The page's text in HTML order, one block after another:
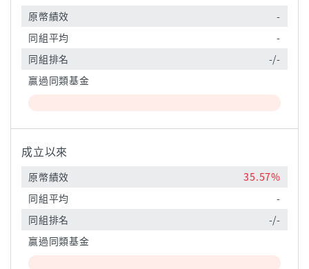
原幣績效
-
同組平均
-
同組排名
-/-
贏過同類基金
成立以來
原幣績效
35.57%
同組平均
-
同組排名
-/-
贏過同類基金